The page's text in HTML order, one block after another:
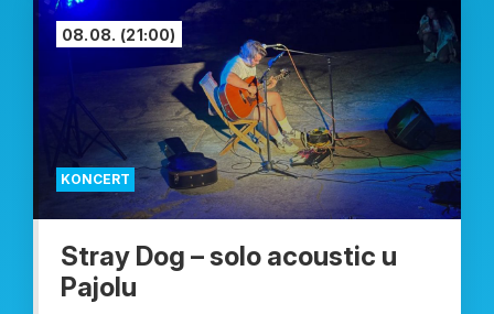
KONCERT
08.08. (21:00)
Stray Dog – solo acoustic u
Pajolu